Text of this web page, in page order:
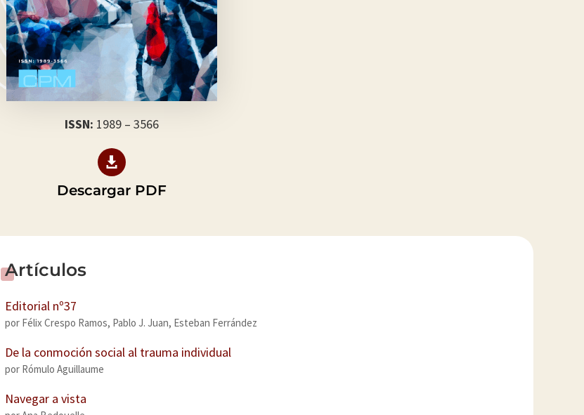
ISSN: 1989 – 3566

Descargar PDF
Artículos
^
Editorial nº37
por Félix Crespo Ramos, Pablo J. Juan, Esteban Ferrández
De la conmoción social al trauma individual
por Rómulo Aguillaume
Navegar a vista